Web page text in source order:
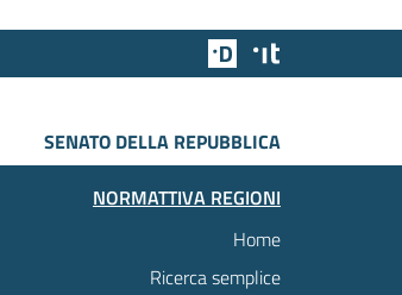
Team Digitale
SENATO DELLA REPUBBLICA
NORMATTIVA REGIONI
Home
Ricerca semplice